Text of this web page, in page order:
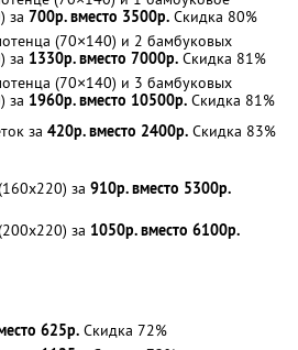
за 700р. вместо 3500р. Скидка 80%
(70×140) и 2 бамбуковых
за 1330р. вместо 7000р. Скидка 81%
(70×140) и 3 бамбуковых
за 1960р. вместо 10500р. Скидка 81%
за 420р. вместо 2400р. Скидка 83%
за 910р. вместо 5300р.
за 1050р. вместо 6100р.
625р. Скидка 72%